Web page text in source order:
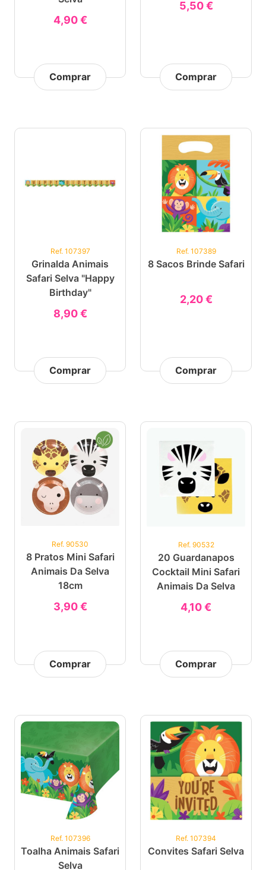
4,90 €
Comprar
5,50 €
Comprar
Ref. 107397
Grinalda Animais
Safari Selva "Happy
Birthday"
8,90 €
Comprar
Ref. 107389
8 Sacos Brinde Safari
2,20 €
Comprar
Ref. 90530
8 Pratos Mini Safari
Animais Da Selva
18cm
3,90 €
Comprar
Ref. 90532
20 Guardanapos
Cocktail Mini Safari
Animais Da Selva
4,10 €
Comprar
Ref. 107396
Toalha Animais Safari
Selva
Ref. 107394
Convites Safari Selva